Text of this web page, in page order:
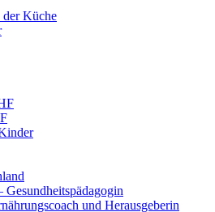
der Küche
Gesundheitspädagogin
und Herausgeberin